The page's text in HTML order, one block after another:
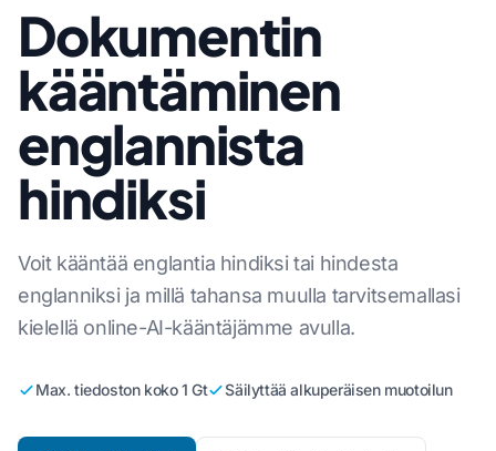
Dokumentin
kääntäminen
englannista
hindiksi
Voit kääntää englantia hindiksi tai hindesta
englanniksi ja millä tahansa muulla tarvitsemallasi
kielellä online-AI-kääntäjämme avulla.
Max. tiedoston koko 1 Gt Säilyttää alkuperäisen muotoilun